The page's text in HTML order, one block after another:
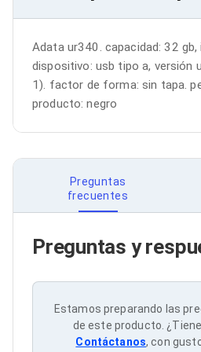
Adaptadores Video
Divisores de Video
Adaptadores Video HDMI
Extensores y Receptores de
Adaptadores Video DVI
Repetidores USB
Adaptadores Audio AUX
Adaptadores Audio USB
Dispositivos de Entrada
Mouse
Teclados
Teclados Numéricos
Controles de Juego para PC
Accesorios para Servidores
Racks y Gabinetes
Charolas para Racks y
Adata ur340. capacidad: 32
dispositivo: usb tipo a, versión
1). factor de forma: sin tapa.
producto: negro
Preguntas
frecuentes
Preguntas y
Estamos preparando las
de este producto.
Contáctanos, con